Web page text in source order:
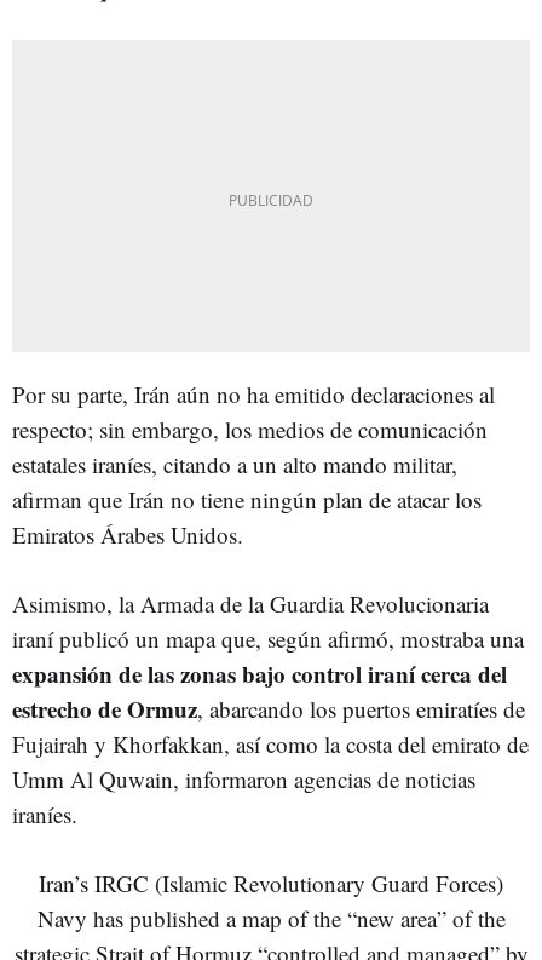
Por su parte, Irán aún no ha emitido declaraciones al
respecto; sin embargo, los medios de comunicación
estatales iraníes, citando a un alto mando militar,
afirman que Irán no tiene ningún plan de atacar los
Emiratos Árabes Unidos.
Asimismo, la Armada de la Guardia Revolucionaria
iraní publicó un mapa que, según afirmó, mostraba una
expansión de las zonas bajo control iraní cerca del
estrecho de Ormuz, abarcando los puertos emiratíes de
Fujairah y Khorfakkan, así como la costa del emirato de
Umm Al Quwain, informaron agencias de noticias
iraníes.
Iran’s IRGC (Islamic Revolutionary Guard Forces)
Navy has published a map of the “new area” of the
strategic Strait of Hormuz “controlled and managed” by